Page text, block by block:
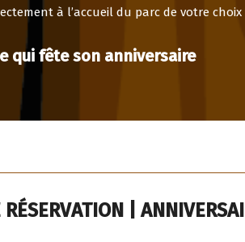
à l’accueil du parc de votre
qui fête son anniversaire
RÉSERVATION |